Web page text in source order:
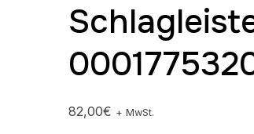
82,00€ + MwSt.